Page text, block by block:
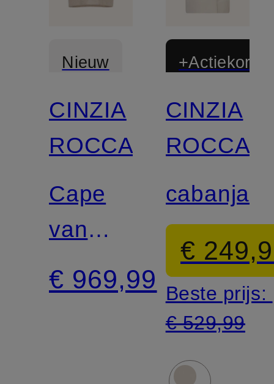
Nieuw
CINZIA
ROCCA
Cape
van
gemengde
stoffen
€ 969,99
CINZIA
ROCCA
cabanjack
€
Beste prijs:
€ 529,99